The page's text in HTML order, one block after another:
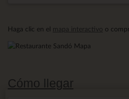
Haga clic en el mapa interactivo o
Cómo llegar